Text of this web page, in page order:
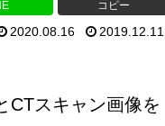
コピー
2020.08.16 2019.12.11
CTスキャン画像を